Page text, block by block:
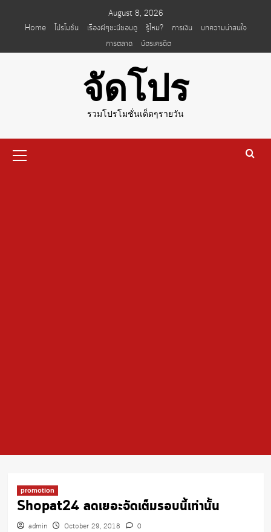
August 8, 2026
Home
โปรโมชั่น เรื่องผีๆชะนีชอบดู รู้ไหม? การเงิน
บทความน่าสนใจ
การตลาด
บัตรเครดิต
จัดโปร
รวมโปรโมชั่นเด็ดๆรายวัน
Menu
promotion
Shopat24 ลดเยอะจัดเต็มรอบนี้เท่านั้น
admin October 29, 2018 0